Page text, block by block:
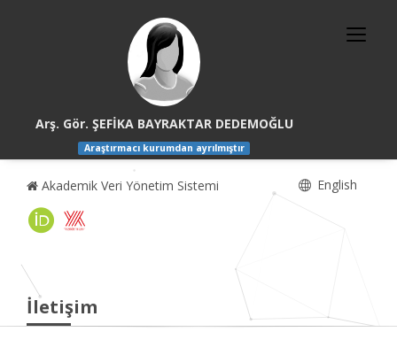
Arş. Gör. ŞEFİKA BAYRAKTAR DEDEMOĞLU
Araştırmacı kurumdan ayrılmıştır
Akademik Veri Yönetim Sistemi English
İletişim